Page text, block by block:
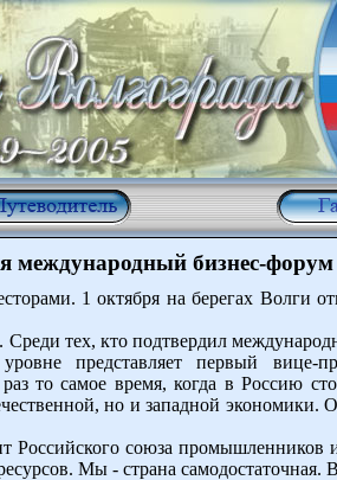
международный бизнес-форум
1 октября на берегах Волги
тех, кто подтвердил
представляет первый вице-
то самое время, когда в Россию
но и западной
союза промышленников
Мы - страна самодостаточная.